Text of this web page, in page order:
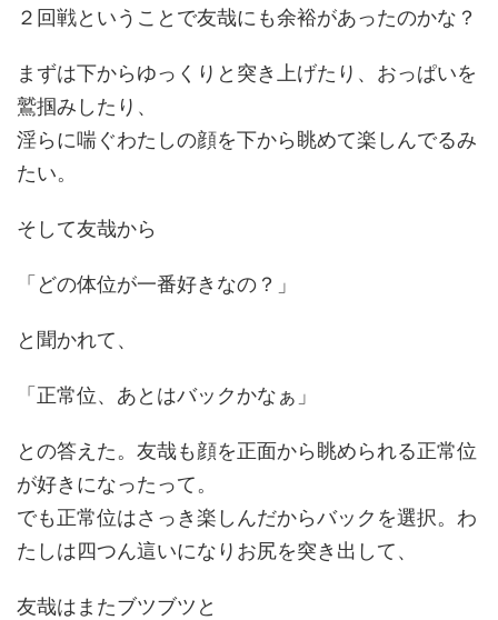
２回戦ということで友哉にも余裕があったのかな？
まずは下からゆっくりと突き上げたり、おっぱいを
鷲掴みしたり、
淫らに喘ぐわたしの顔を下から眺めて楽しんでるみ
たい。
そして友哉から
「どの体位が一番好きなの？」
と聞かれて、
「正常位、あとはバックかなぁ」
との答えた。友哉も顔を正面から眺められる正常位
が好きになったって。
でも正常位はさっき楽しんだからバックを選択。わ
たしは四つん這いになりお尻を突き出して、
友哉はまたブツブツと